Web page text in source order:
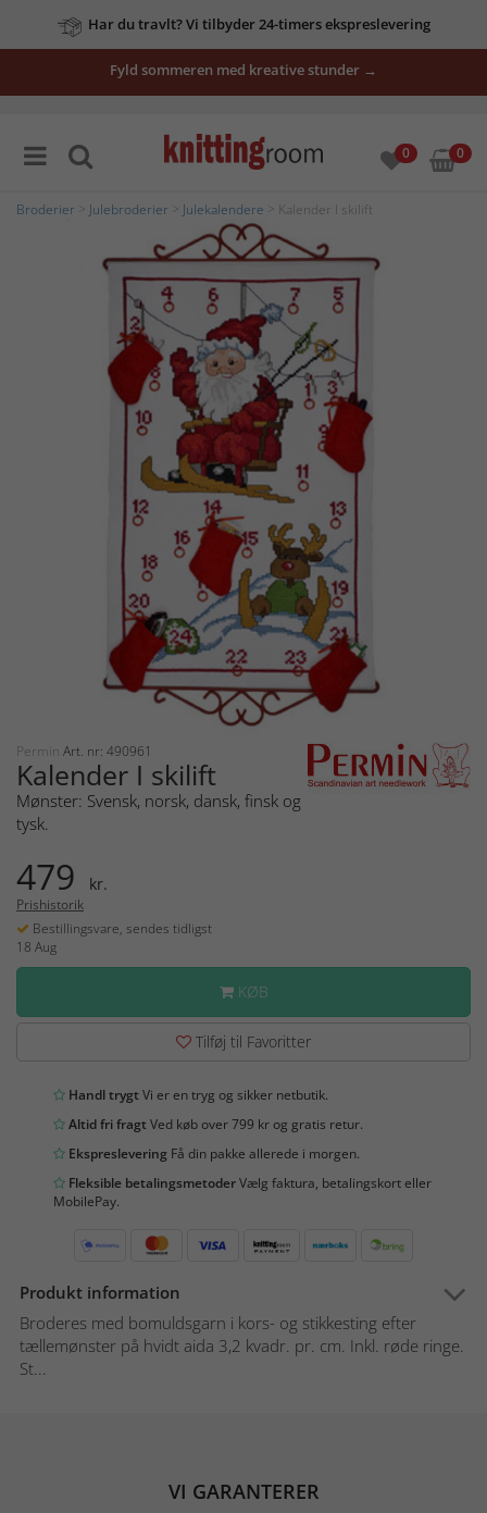
Har du travlt? Vi tilbyder 24-timers ekspreslevering
Fyld sommeren med kreative stunder →
0 0
Broderier Julebroderier Julekalendere > Kalender I skilift
Permin Art. nr: 490961
Kalender I skilift
Mønster: Svensk, norsk, dansk, finsk og
tysk.
479 kr.
Prishistorik
Bestillingsvare, sendes tidligst
18 Aug
KØB
Tilføj til Favoritter
Handl trygtVi er en tryg og sikker netbutik.
Altid fri fragtVed køb over 799 kr og gratis retur.
Ekspreslevering Få din pakke allerede i morgen.
Fleksible betalingsmetoderVælg faktura, betalingskort eller
MobilePay.
Produkt information
Broderes med bomuldsgarn i kors- og stikkesting efter
tællemønster på hvidt aida 3,2 kvadr. pr. cm. Inkl. røde ringe.
St...
VI GARANTERER